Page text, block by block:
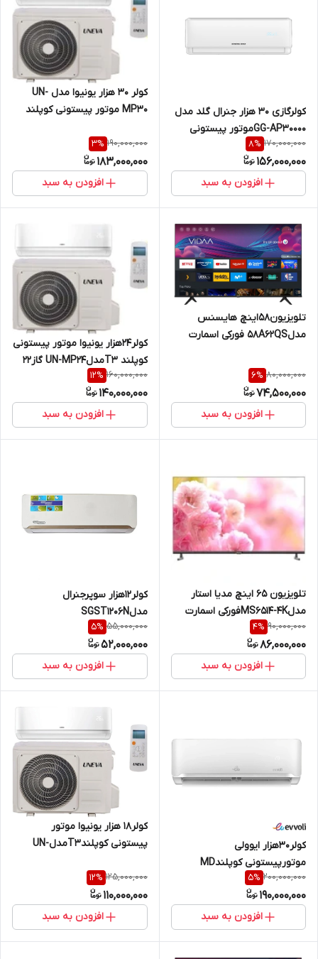
کولرگازی ۳۰ هزار جنرال گلد مدل
GG-AP30000‌موتور پیستونی
کوپلند هند گاز۲۲
170,000,000
8%
156,000,000
افزودن به سبد
‌کولر ۳۰ هزار یونیوا مدل UN-
MP30 موتور پیستونی کوپلند
190,000,000
3%
183,000,000
افزودن به سبد
تلویزیون۵۸اینچ هایسنس
مدل58A62QS فورکی اسمارت
80,000,000
6%
74,500,000
افزودن به سبد
کولر۲۴هزار یونیوا موتور پیستونی
کوپلند T3مدلUN-MP24 گاز۲۲
160,000,000
12%
140,000,000
افزودن به سبد
تلویزیون ۶۵ اینچ مدیا استار
مدلMS۶۵۱۴-4Kفورکی اسمارت
هوشمند
90,000,000
4%
86,000,000
افزودن به سبد
کولر۱۲هزار سوپرجنرال
مدلSGST1206N
55,000,000
5%
52,000,000
افزودن به سبد
کولر۳۰هزار ایوولی
موتورپیستونی کوپلندMD
مدلEVPIS-30K-MD
200,000,000
5%
190,000,000
افزودن به سبد
کولر۱۸ هزار یونیوا موتور
پیستونی کوپلندT3مدلUN-
125,000,000
12%
110,000,000
افزودن به سبد